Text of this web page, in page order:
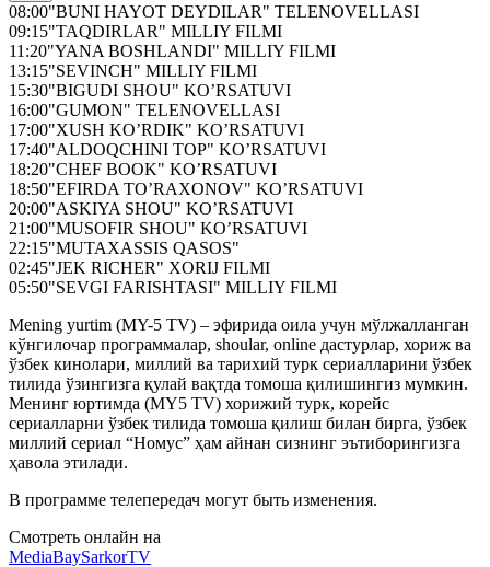
08:00"BUNI HAYOT DEYDILAR" TELENOVELLASI
09:15"TAQDIRLAR" MILLIY FILMI
11:20"YANA BOSHLANDI" MILLIY FILMI
13:15"SEVINCH" MILLIY FILMI
15:30"BIGUDI SHOU" KO’RSATUVI
16:00"GUMON" TELENOVELLASI
17:00"XUSH KO’RDIK" KO’RSATUVI
17:40"ALDOQCHINI TOP" KO’RSATUVI
18:20"CHEF BOOK" KO’RSATUVI
18:50"EFIRDA TO’RAXONOV" KO’RSATUVI
20:00"ASKIYA SHOU" KO’RSATUVI
21:00"MUSOFIR SHOU" KO’RSATUVI
22:15"MUTAXASSIS QASOS"
02:45"JEK RICHER" XORIJ FILMI
05:50"SEVGI FARISHTASI" MILLIY FILMI
Mening yurtim (MY-5 TV) – эфирида оила учун мўлжалланган
кўнгилочар программалар, shoular, online дастурлар, хориж ва
ўзбек кинолари, миллий ва тарихий турк сериалларини ўзбек
тилида ўзингизга қулай вақтда томоша қилишингиз мумкин.
Менинг юртимда (MY5 TV) хорижий турк, корейс
сериалларни ўзбек тилида томоша қилиш билан бирга, ўзбек
миллий сериал “Номус” ҳам айнан сизнинг эътиборингизга
ҳавола этилади.
В программе телепередач могут быть изменения.
Смотреть онлайн на
MediaBaySarkorTV